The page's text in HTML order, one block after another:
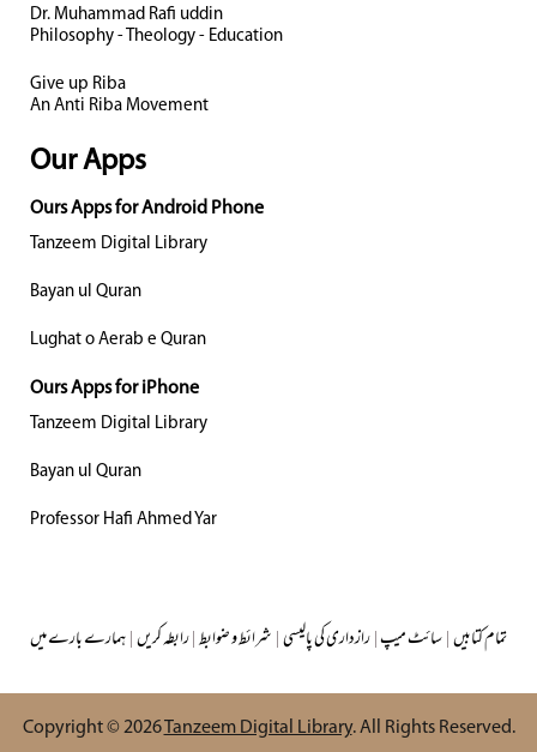
Dr. Muhammad Rafi uddin
Philosophy - Theology - Education
Give up Riba
An Anti Riba Movement
Our Apps
Ours Apps for Android Phone
Tanzeem Digital Library
Bayan ul Quran
Lughat o Aerab e Quran
Ours Apps for iPhone
Tanzeem Digital Library
Bayan ul Quran
Professor Hafi Ahmed Yar
ہمارے بارے میں|رابطہ کریں|شرائط و ضوابط|رازداری کی پالیسی|سائٹ میپ|تمام کتابیں
Copyright © 2026Tanzeem Digital Library. All Rights Reserved.